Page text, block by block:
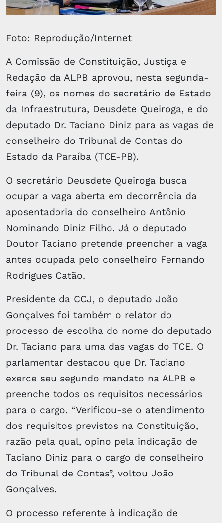
Foto: Reprodução/Internet
A Comissão de Constituição, Justiça e
Redação da ALPB aprovou, nesta segunda-
feira (9), os nomes do secretário de Estado
da Infraestrutura, Deusdete Queiroga, e do
deputado Dr. Taciano Diniz para as vagas de
conselheiro do Tribunal de Contas do
Estado da Paraíba (TCE-PB).
O secretário Deusdete Queiroga busca
ocupar a vaga aberta em decorrência da
aposentadoria do conselheiro Antônio
Nominando Diniz Filho. Já o deputado
Doutor Taciano pretende preencher a vaga
antes ocupada pelo conselheiro Fernando
Rodrigues Catão.
Presidente da CCJ, o deputado João
Gonçalves foi também o relator do
processo de escolha do nome do deputado
Dr. Taciano para uma das vagas do TCE. O
parlamentar destacou que Dr. Taciano
exerce seu segundo mandato na ALPB e
preenche todos os requisitos necessários
para o cargo. “Verificou-se o atendimento
dos requisitos previstos na Constituição,
razão pela qual, opino pela indicação de
Taciano Diniz para o cargo de conselheiro
do Tribunal de Contas”, voltou João
Gonçalves.
O processo referente à indicação de